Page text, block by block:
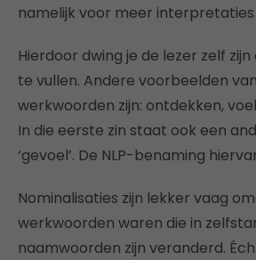
namelijk voor meer
Hierdoor dwing je de lezer zelf
te vullen. Andere voorbeelden
werkwoorden zijn: ontdekken,
In die eerste zin staat ook een
‘gevoel’. De NLP-benaming
Nominalisaties zijn lekker vaag
werkwoorden waren die in
naamwoorden zijn veranderd.